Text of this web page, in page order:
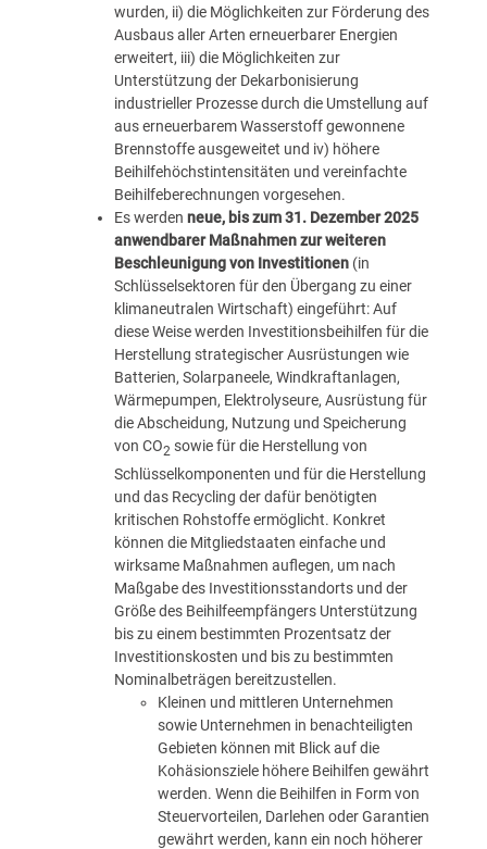
wurden, ii) die Möglichkeiten zur Förderung des
Ausbaus aller Arten erneuerbarer Energien
erweitert, iii) die Möglichkeiten zur
Unterstützung der Dekarbonisierung
industrieller Prozesse durch die Umstellung auf
aus erneuerbarem Wasserstoff gewonnene
Brennstoffe ausgeweitet und iv) höhere
Beihilfehöchstintensitäten und vereinfachte
Beihilfeberechnungen vorgesehen.
Es werden neue, bis zum 31. Dezember 2025
anwendbarer Maßnahmen zur weiteren
Beschleunigung von Investitionen (in
Schlüsselsektoren für den Übergang zu einer
klimaneutralen Wirtschaft) eingeführt: Auf
diese Weise werden Investitionsbeihilfen für die
Herstellung strategischer Ausrüstungen wie
Batterien, Solarpaneele, Windkraftanlagen,
Wärmepumpen, Elektrolyseure, Ausrüstung für
die Abscheidung, Nutzung und Speicherung
von CO2 sowie für die Herstellung von
Schlüsselkomponenten und für die Herstellung
und das Recycling der dafür benötigten
kritischen Rohstoffe ermöglicht. Konkret
können die Mitgliedstaaten einfache und
wirksame Maßnahmen auflegen, um nach
Maßgabe des Investitionsstandorts und der
Größe des Beihilfeempfängers Unterstützung
bis zu einem bestimmten Prozentsatz der
Investitionskosten und bis zu bestimmten
Nominalbeträgen bereitzustellen.
Kleinen und mittleren Unternehmen
sowie Unternehmen in benachteiligten
Gebieten können mit Blick auf die
Kohäsionsziele höhere Beihilfen gewährt
werden. Wenn die Beihilfen in Form von
Steuervorteilen, Darlehen oder Garantien
gewährt werden, kann ein noch höherer